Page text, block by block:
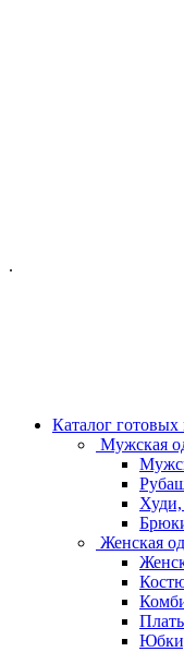
.
Каталог готовых
Мужская
Женская